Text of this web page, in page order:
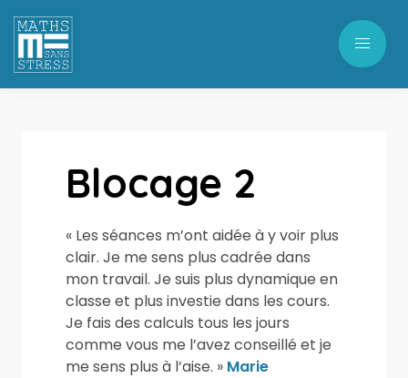
Blocage 2
« Les séances m’ont aidée à y voir plus
clair. Je me sens plus cadrée dans
mon travail. Je suis plus dynamique en
classe et plus investie dans les cours.
Je fais des calculs tous les jours
comme vous me l’avez conseillé et je
me sens plus à l’aise. » Marie